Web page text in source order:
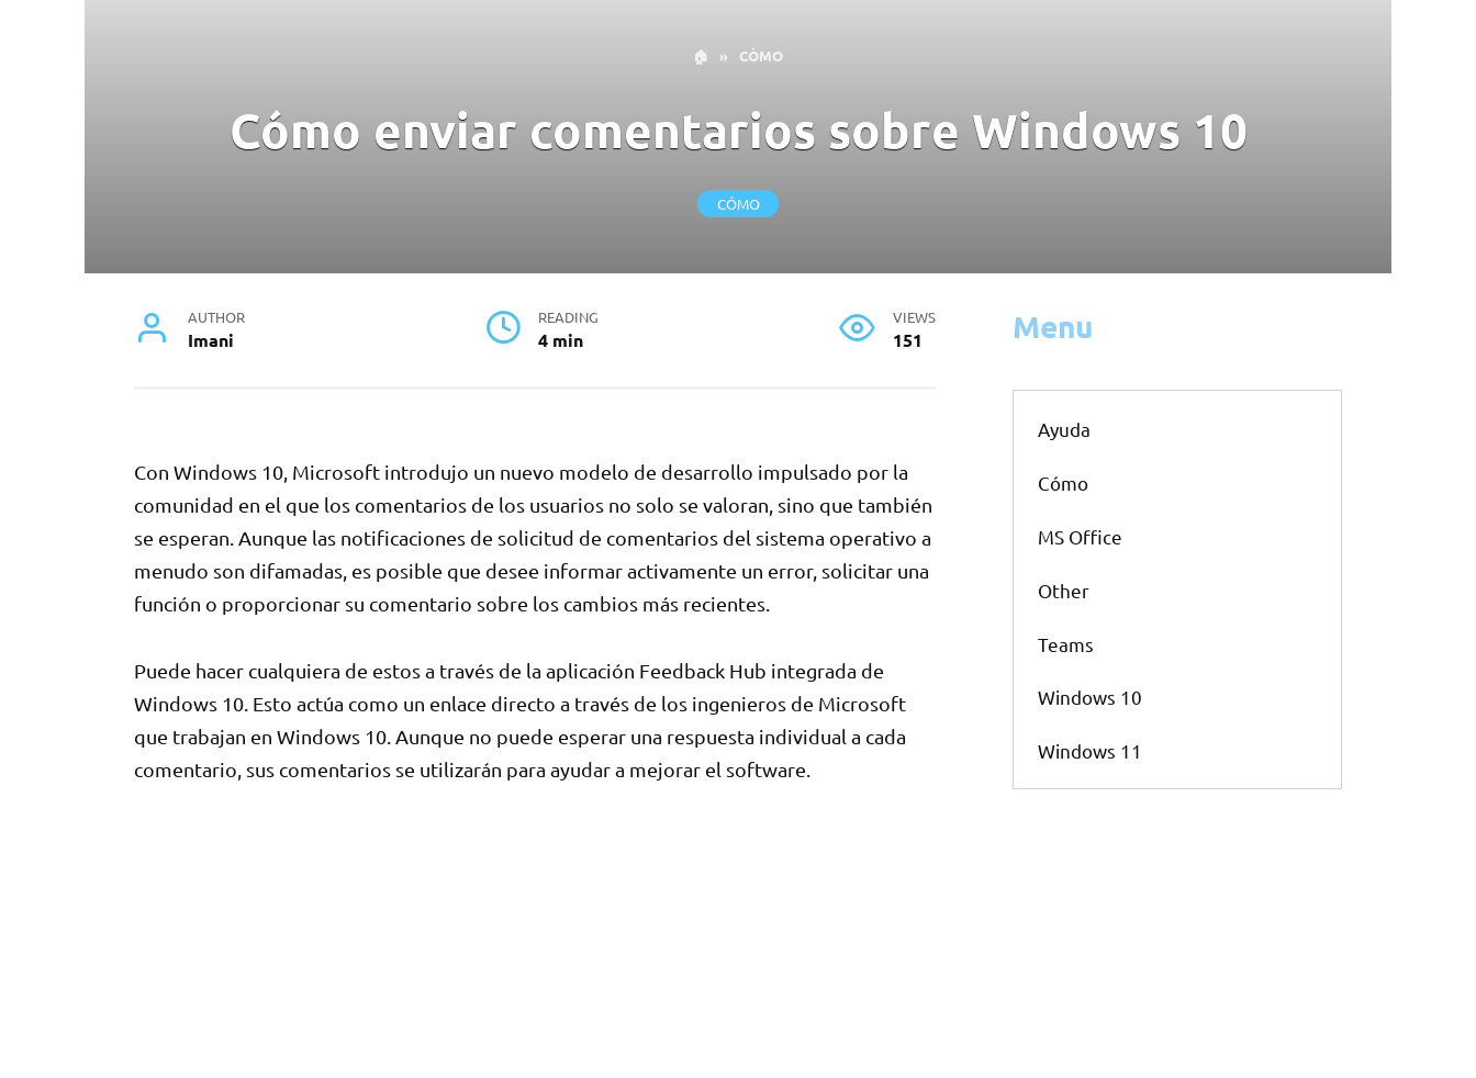
🏠 » CÓMO
Cómo enviar comentarios sobre Windows 10
CÓMO
AUTHOR
Imani
READING
4 min
VIEWS
151
Con Windows 10, Microsoft introdujo un nuevo modelo de desarrollo impulsado por la
comunidad en el que los comentarios de los usuarios no solo se valoran, sino que también
se esperan. Aunque las notificaciones de solicitud de comentarios del sistema operativo a
menudo son difamadas, es posible que desee informar activamente un error, solicitar una
función o proporcionar su comentario sobre los cambios más recientes.
Puede hacer cualquiera de estos a través de la aplicación Feedback Hub integrada de
Windows 10. Esto actúa como un enlace directo a través de los ingenieros de Microsoft
que trabajan en Windows 10. Aunque no puede esperar una respuesta individual a cada
comentario, sus comentarios se utilizarán para ayudar a mejorar el software.
Menu
Ayuda
Cómo
MS Office
Other
Teams
Windows 10
Windows 11